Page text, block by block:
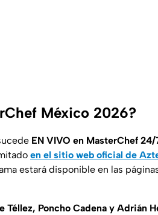
México 2026?
EN VIVO en MasterChef 24/
en el sitio web oficial de
estará disponible en las
Téllez, Poncho Cadena y Adrián